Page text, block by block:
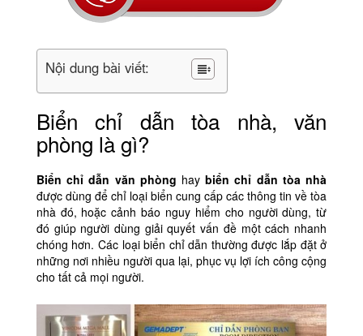
Nội dung bài viết:
Biển chỉ dẫn tòa nhà, văn
phòng là gì?
Biển chỉ dẫn văn phòng haybiển chỉ dẫn tòa nhà
được dùng để chỉ loại biển cung cấp các thông tin về tòa
nhà đó, hoặc cảnh báo nguy hiểm cho người dùng, từ
đó giúp người dùng giải quyết vấn đề một cách nhanh
chóng hơn. Các loại biển chỉ dẫn thường được lắp đặt ở
những nơi nhiều người qua lại, phục vụ lợi ích công cộng
cho tất cả mọi người.